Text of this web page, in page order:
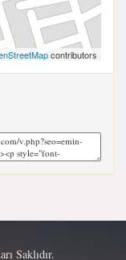
contributors
Saklıdır.